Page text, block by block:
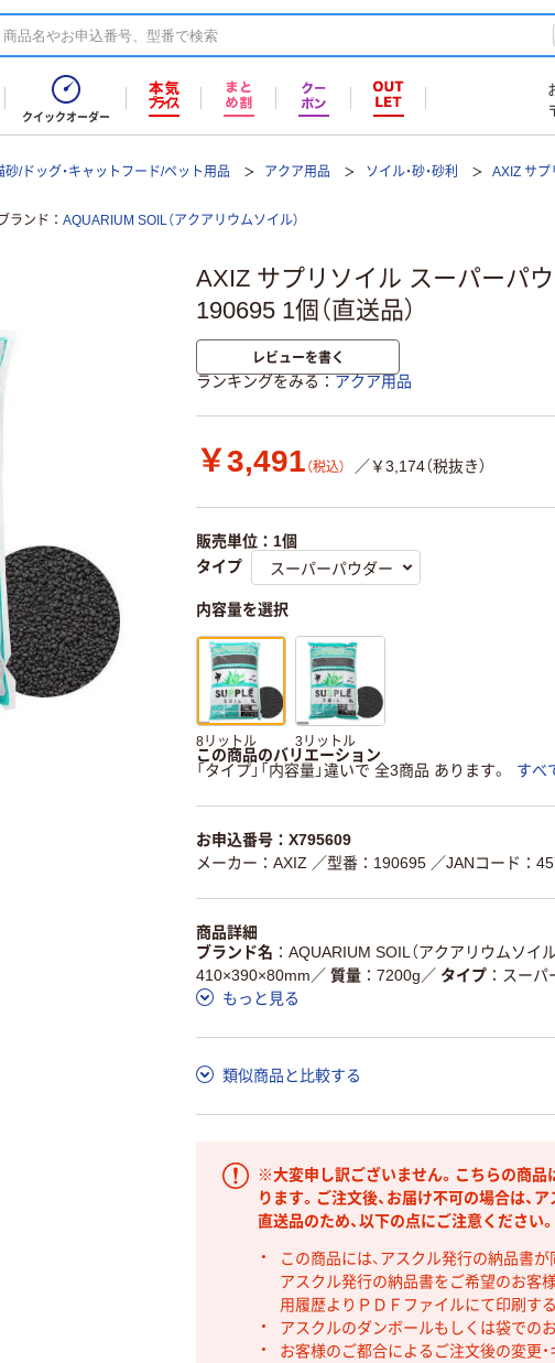
クイックオーダー
/ドッグ・キャットフード/ペット用品 アクア用品 ソイル・砂・砂利 AXIZ サプ
ランド AQUARIUM SOIL（アクアリウムソイル）
AXIZ サプリソイル スーパーパ
190695 1個（直送品）
レビューを書く
ランキングをみる アクア用品
￥3,491 （税込） ／￥3,174（税抜き）
販売単位：1個
タイプ
内容量を選択
8リットル 3リットル
この商品のバリエーション
「タイプ」「内容量」違いで 全3商品 あります。
すべ
お申込番号：X795609
メーカー：AXIZ ／型番：190695 ／JANコード：
商品詳細
ブランド名
AQUARIUM SOIL（アクアリウムソイル
410×390×80mm ／ 質量 7200g ／ タイプ
スーパ
もっと見る
類似商品と比較する
※大変申し訳ございません。こちらの商品
ります。ご注文後、お届け不可の場合は、
直送品のため、以下の点にご注意ください。
この商品には、アスクル発行の納品書
アスクル発行の納品書をご希望のお客
用履歴よりＰＤＦファイルにて印刷す
アスクルのダンボールもしくは袋での
お客様のご都合によるご注文後の変更・